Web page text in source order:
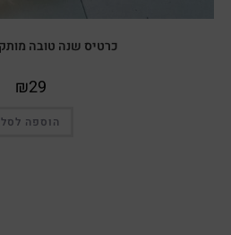
כרטיס שנה טובה
₪29
הוספה לסל